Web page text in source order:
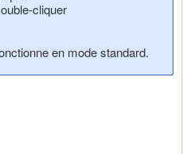
cliquer
en mode standard.